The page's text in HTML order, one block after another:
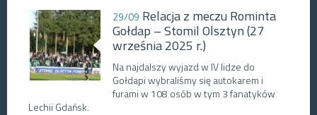
29/09 Relacja z meczu Rominta
Gołdap – Stomil Olsztyn (27
września 2025 r.)
Na najdalszy wyjazd w IV lidze do
Gołdapi wybraliśmy się autokarem i
furami w 108 osób w tym 3 fanatyków
Lechii Gdańsk.